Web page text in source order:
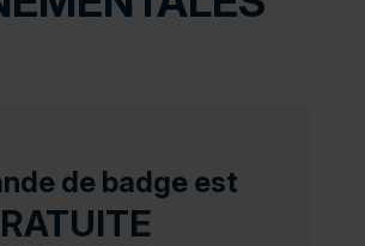
de badge est